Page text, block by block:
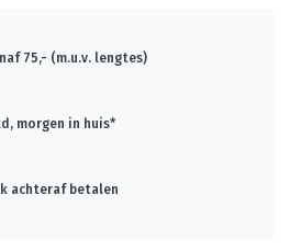
75,- (m.u.v. lengtes)
morgen in huis*
achteraf betalen